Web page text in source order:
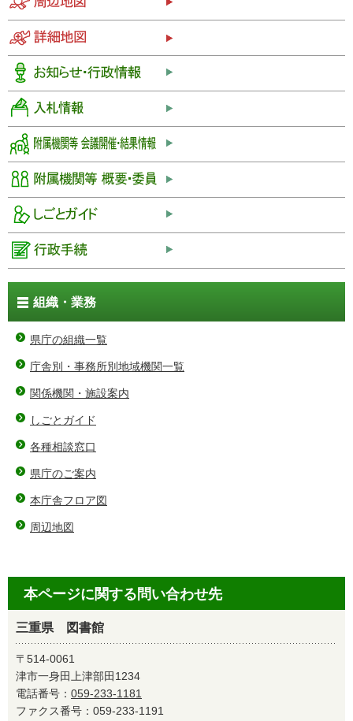
組織・業務
県庁の組織一覧
庁舎別・事務所別地域機関一覧
関係機関・施設案内
しごとガイド
各種相談窓口
県庁のご案内
本庁舎フロア図
周辺地図
本ページに関する問い合わせ先
三重県 図書館
〒514-0061
津市一身田上津部田1234
電話番号： 059-233-1181
ファクス番号：059-233-1191